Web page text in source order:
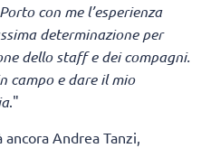
con me l’esperienza
determinazione per
dello staff e dei compagni.
campo e dare il mio
."
Andrea Tanzi,